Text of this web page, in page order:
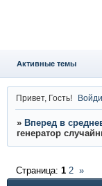
Активные темы
Привет, Гость!
» Вперед в
генератор
Страница: 1 2 »